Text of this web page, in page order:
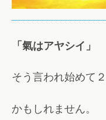
「氣はアヤシイ」
そう言われ始めて
かもしれません。